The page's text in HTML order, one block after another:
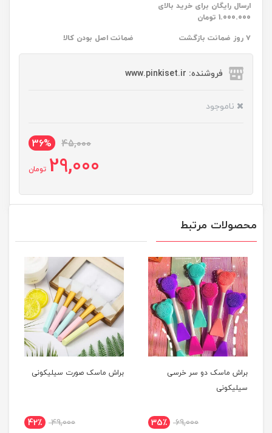
ارسال رایگان برای خرید بالای
1.000.000 تومان
۷ روز ضمانت بازگشت ضمانت اصل بودن کالا
فروشنده: www.pinkiset.ir
ناموجود
45,000
36%
29,000 تومان
محصولات مرتبط
براش ماسک دو سر خرسی
سیلیکونی
69,000 35٪
براش ماسک صورت سیلیکونی
49,000 42٪